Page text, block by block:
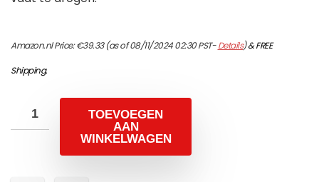
Amazon.nl Price:€39.33(as of 08/11/2024 02:30 PST-Details)&FREE
Shipping.
TOEVOEGEN
AAN
WINKELWAGEN